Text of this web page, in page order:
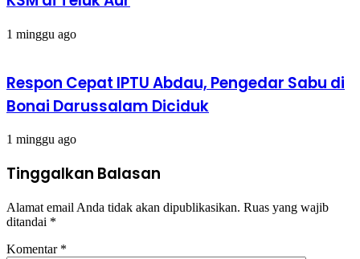
1 minggu ago
Respon Cepat IPTU Abdau, Pengedar Sabu di
Bonai Darussalam Diciduk
1 minggu ago
Tinggalkan Balasan
Alamat email Anda tidak akan dipublikasikan. Ruas yang wajib
ditandai *
Komentar *